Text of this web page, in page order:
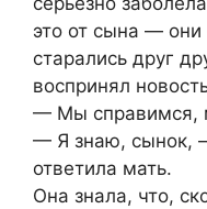
это от сына — они
старались друг
воспринял
— Мы справимся,
— Я знаю, сынок,
ответила мать.
Она знала, что,